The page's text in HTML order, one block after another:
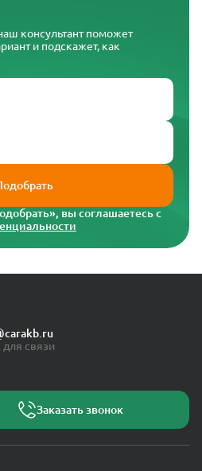
консультант поможет
и подскажет, как
вы соглашаетесь с
для связи
Заказать звонок